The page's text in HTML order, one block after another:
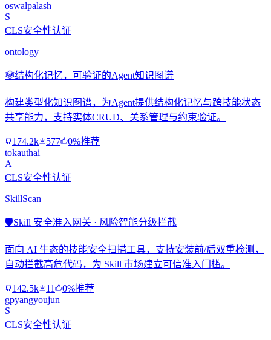
oswalpalash
S
CLS安全性认证
ontology
🕸️结构化记忆，可验证的Agent知识图谱
构建类型化知识图谱，为Agent提供结构化记忆与跨技能状态
共享能力，支持实体CRUD、关系管理与约束验证。
174.2k 577
0%推荐
tokauthai
A
CLS安全性认证
SkillScan
🛡️Skill 安全准入网关 · 风险智能分级拦截
面向 AI 生态的技能安全扫描工具，支持安装前/后双重检测，
自动拦截高危代码，为 Skill 市场建立可信准入门槛。
142.5k 11
0%推荐
gpyangyoujun
S
CLS安全性认证